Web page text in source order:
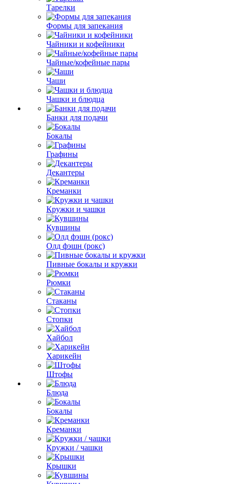
Тарелки
Формы для запекания
Чайники и кофейники
Чайные/кофейные пары
Чаши
Чашки и блюдца
Банки для подачи
Бокалы
Графины
Декантеры
Креманки
Кружки и чашки
Кувшины
Олд фэшн (рокс)
Пивные бокалы и кружки
Рюмки
Стаканы
Стопки
Хайбол
Харикейн
Штофы
Блюда
Бокалы
Креманки
Кружки / чашки
Крышки